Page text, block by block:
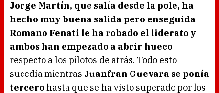
Jorge Martín, que salía desde la pole, ha
hecho muy buena salida pero enseguida
Romano Fenati le ha robado el liderato y
ambos han empezado a abrir hueco
respecto a los pilotos de atrás. Todo esto
sucedía mientras Juanfran Guevara se ponía
tercero hasta que se ha visto superado por los